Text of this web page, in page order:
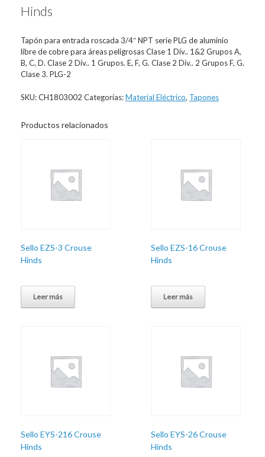
Hinds
Tapón para entrada roscada 3/4″ NPT serie PLG de aluminio
libre de cobre para áreas peligrosas Clase 1 Div.. 1&2 Grupos A,
B, C, D. Clase 2 Div.. 1 Grupos. E, F, G. Clase 2 Div.. 2 Grupos F, G.
Clase 3. PLG-2
SKU:CH1803002 Categorías:Material Eléctrico, Tapones
Productos relacionados
Sello EZS-3 Crouse
Hinds
Leer más
Sello EZS-16 Crouse
Hinds
Leer más
Sello EYS-216 Crouse
Hinds
Sello EYS-26 Crouse
Hinds